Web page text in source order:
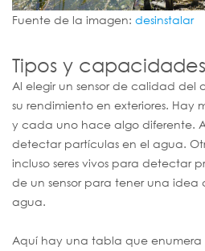
Fuente de la imagen: desinstalar
Tipos y
Al elegir un sensor de calidad del
su rendimiento en exteriores. Hay
y cada uno hace algo diferente.
detectar partículas en el agua.
incluso seres vivos para detectar
de un sensor para tener una
agua.
Aquí hay una tabla que enumera